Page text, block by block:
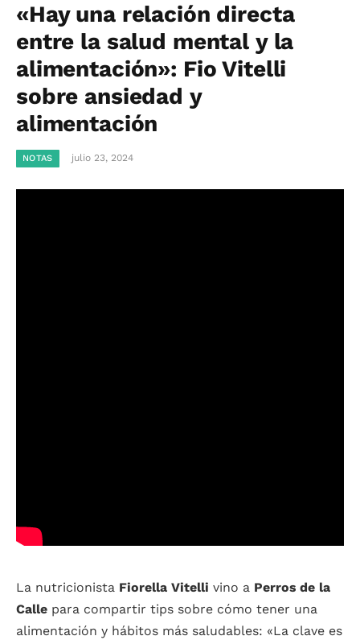
«Hay una relación directa
entre la salud mental y la
alimentación»: Fio Vitelli
sobre ansiedad y
alimentación
NOTAS julio 23, 2024
La nutricionista Fiorella Vitelli vino a Perros de la
Calle para compartir tips sobre cómo tener una
alimentación y hábitos más saludables: «La clave es